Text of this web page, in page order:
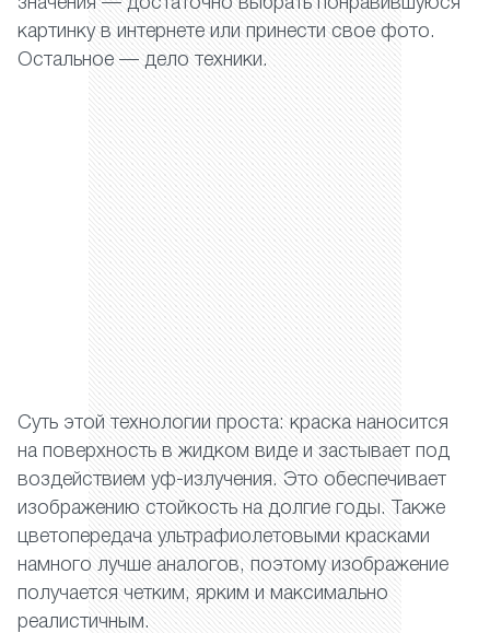
картинку в интернете или принести свое фото.
Остальное — дело техники.
Суть этой технологии проста: краска наносится
на поверхность в жидком виде и застывает под
воздействием уф-излучения. Это обеспечивает
изображению стойкость на долгие годы. Также
цветопередача ультрафиолетовыми красками
намного лучше аналогов, поэтому изображение
получается четким, ярким и максимально
реалистичным.